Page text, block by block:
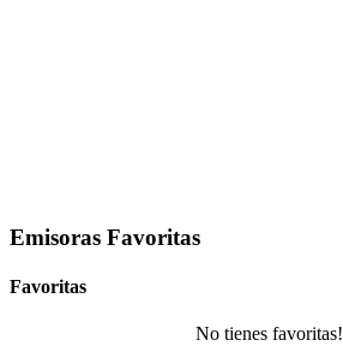
Emisoras Favoritas
Favoritas
No tienes favoritas!